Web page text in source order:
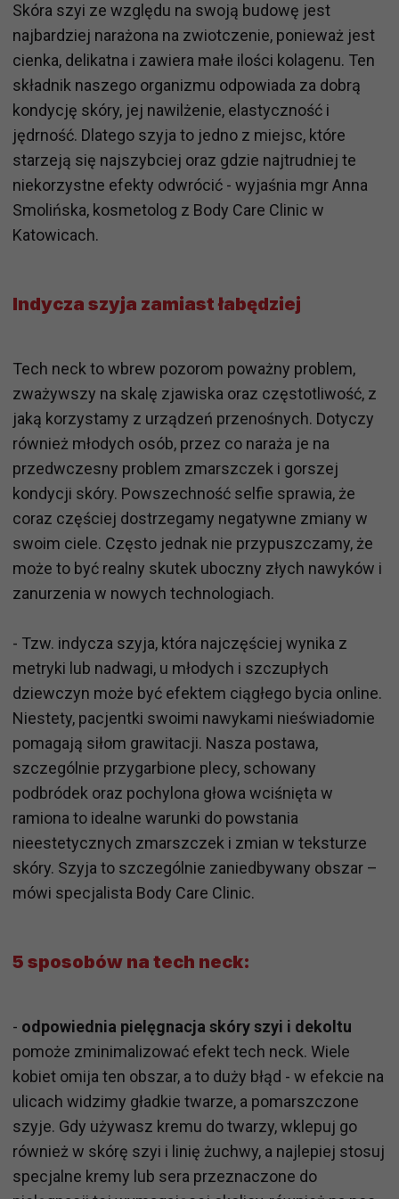
Skóra szyi ze względu na swoją budowę jest
najbardziej narażona na zwiotczenie, ponieważ jest
cienka, delikatna i zawiera małe ilości kolagenu. Ten
składnik naszego organizmu odpowiada za dobrą
kondycję skóry, jej nawilżenie, elastyczność i
jędrność. Dlatego szyja to jedno z miejsc, które
starzeją się najszybciej oraz gdzie najtrudniej te
niekorzystne efekty odwrócić - wyjaśnia mgr Anna
Smolińska, kosmetolog z Body Care Clinic w
Katowicach.
Indycza szyja zamiast łabędziej
Tech neck to wbrew pozorom poważny problem,
zważywszy na skalę zjawiska oraz częstotliwość, z
jaką korzystamy z urządzeń przenośnych. Dotyczy
również młodych osób, przez co naraża je na
przedwczesny problem zmarszczek i gorszej
kondycji skóry. Powszechność selfie sprawia, że
coraz częściej dostrzegamy negatywne zmiany w
swoim ciele. Często jednak nie przypuszczamy, że
może to być realny skutek uboczny złych nawyków i
zanurzenia w nowych technologiach.
- Tzw. indycza szyja, która najczęściej wynika z
metryki lub nadwagi, u młodych i szczupłych
dziewczyn może być efektem ciągłego bycia online.
Niestety, pacjentki swoimi nawykami nieświadomie
pomagają siłom grawitacji. Nasza postawa,
szczególnie przygarbione plecy, schowany
podbródek oraz pochylona głowa wciśnięta w
ramiona to idealne warunki do powstania
nieestetycznych zmarszczek i zmian w teksturze
skóry. Szyja to szczególnie zaniedbywany obszar –
mówi specjalista Body Care Clinic.
5 sposobów na tech neck:
- odpowiednia pielęgnacja skóry szyi i dekoltu
pomoże zminimalizować efekt tech neck. Wiele
kobiet omija ten obszar, a to duży błąd - w efekcie na
ulicach widzimy gładkie twarze, a pomarszczone
szyje. Gdy używasz kremu do twarzy, wklepuj go
również w skórę szyi i linię żuchwy, a najlepiej stosuj
specjalne kremy lub sera przeznaczone do